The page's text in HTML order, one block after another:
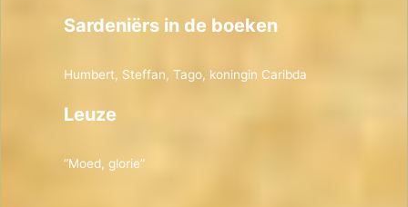
Sardeniërs in de boeken
Humbert, Steffan, Tago, koningin Caribda
Leuze
“Moed, glorie”